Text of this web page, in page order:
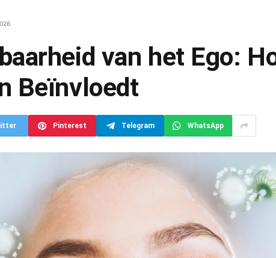
van het Ego:
Beïnvloedt
Pinterest Telegram WhatsApp